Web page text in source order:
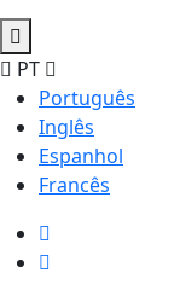
PT
Português
Inglês
Espanhol
Francês